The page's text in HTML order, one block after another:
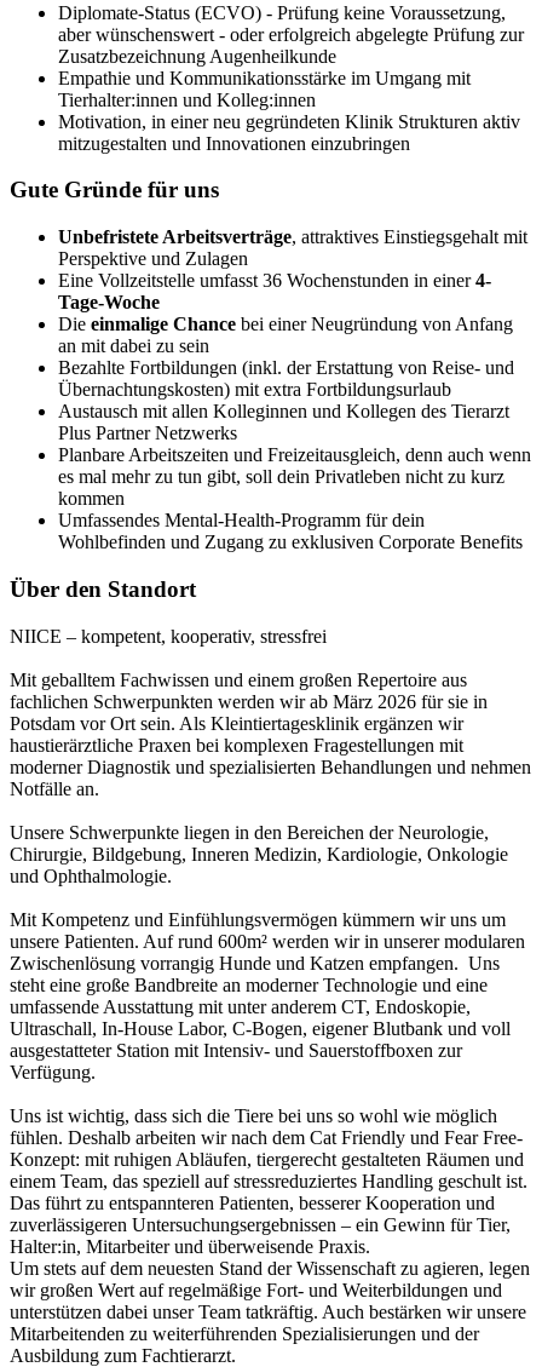
Diplomate-Status (ECVO) - Prüfung keine Voraussetzung,
aber wünschenswert - oder erfolgreich abgelegte Prüfung zur
Zusatzbezeichnung Augenheilkunde
Empathie und Kommunikationsstärke im Umgang mit
Tierhalter:innen und Kolleg:innen
Motivation, in einer neu gegründeten Klinik Strukturen aktiv
mitzugestalten und Innovationen einzubringen
Gute Gründe für uns
Unbefristete Arbeitsverträge, attraktives Einstiegsgehalt mit
Perspektive und Zulagen
Eine Vollzeitstelle umfasst 36 Wochenstunden in einer4-
Tage-Woche
Die einmalige Chance bei einer Neugründung von Anfang
an mit dabei zu sein
Bezahlte Fortbildungen (inkl. der Erstattung von Reise- und
Übernachtungskosten) mit extra Fortbildungsurlaub
Austausch mit allen Kolleginnen und Kollegen des Tierarzt
Plus Partner Netzwerks
Planbare Arbeitszeiten und Freizeitausgleich, denn auch wenn
es mal mehr zu tun gibt, soll dein Privatleben nicht zu kurz
kommen
Umfassendes Mental-Health-Programm für dein
Wohlbefinden und Zugang zu exklusiven Corporate Benefits
Über den Standort
NIICE – kompetent, kooperativ, stressfrei
Mit geballtem Fachwissen und einem großen Repertoire aus
fachlichen Schwerpunkten werden wir ab März 2026 für sie in
Potsdam vor Ort sein. Als Kleintiertagesklinik ergänzen wir
haustierärztliche Praxen bei komplexen Fragestellungen mit
moderner Diagnostik und spezialisierten Behandlungen und nehmen
Notfälle an.
Unsere Schwerpunkte liegen in den Bereichen der Neurologie,
Chirurgie, Bildgebung, Inneren Medizin, Kardiologie, Onkologie
und Ophthalmologie.
Mit Kompetenz und Einfühlungsvermögen kümmern wir uns um
unsere Patienten. Auf rund 600m² werden wir in unserer modularen
Zwischenlösung vorrangig Hunde und Katzen empfangen. Uns
steht eine große Bandbreite an moderner Technologie und eine
umfassende Ausstattung mit unter anderem CT, Endoskopie,
Ultraschall, In-House Labor, C-Bogen, eigener Blutbank und voll
ausgestatteter Station mit Intensiv- und Sauerstoffboxen zur
Verfügung.
Uns ist wichtig, dass sich die Tiere bei uns so wohl wie möglich
fühlen. Deshalb arbeiten wir nach dem Cat Friendly und Fear Free-
Konzept: mit ruhigen Abläufen, tiergerecht gestalteten Räumen und
einem Team, das speziell auf stressreduziertes Handling geschult ist.
Das führt zu entspannteren Patienten, besserer Kooperation und
zuverlässigeren Untersuchungsergebnissen – ein Gewinn für Tier,
Halter:in, Mitarbeiter und überweisende Praxis.
Um stets auf dem neuesten Stand der Wissenschaft zu agieren, legen
wir großen Wert auf regelmäßige Fort- und Weiterbildungen und
unterstützen dabei unser Team tatkräftig. Auch bestärken wir unsere
Mitarbeitenden zu weiterführenden Spezialisierungen und der
Ausbildung zum Fachtierarzt.